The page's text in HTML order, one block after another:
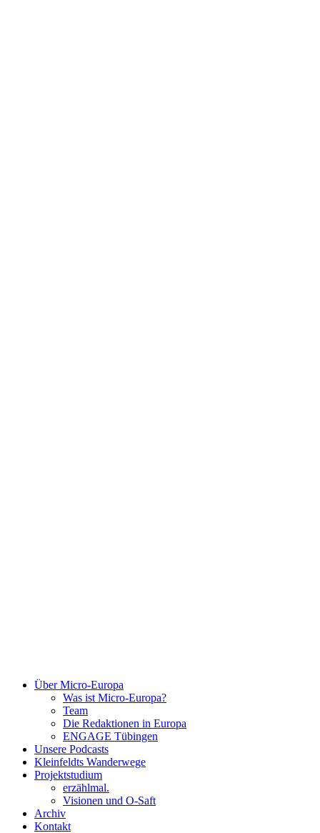
Über Micro-Europa
Was ist Micro-Europa?
Team
Die Redaktionen in Europa
ENGAGE Tübingen
Unsere Podcasts
Kleinfeldts Wanderwege
Projektstudium
erzählmal.
Visionen und O-Saft
Archiv
Kontakt